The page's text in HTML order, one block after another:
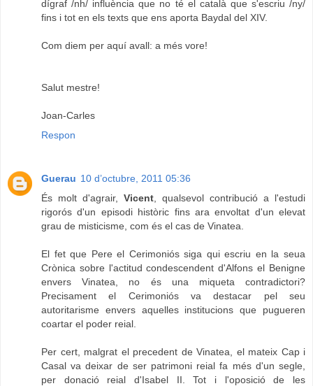
dígraf /nh/ influència que no té el català que s'escriu /ny/
fins i tot en els texts que ens aporta Baydal del XIV.
Com diem per aquí avall: a més vore!
Salut mestre!
Joan-Carles
Respon
Guerau 10 d’octubre, 2011 05:36
És molt d'agrair, Vicent , qualsevol contribució a l'estudi
rigorós d'un episodi històric fins ara envoltat d'un elevat
grau de misticisme, com és el cas de Vinatea.
El fet que Pere el Cerimoniós siga qui escriu en la seua
Crònica sobre l'actitud condescendent d'Alfons el Benigne
envers Vinatea, no és una miqueta contradictori?
Precisament el Cerimoniós va destacar pel seu
autoritarisme envers aquelles institucions que pugueren
coartar el poder reial.
Per cert, malgrat el precedent de Vinatea, el mateix Cap i
Casal va deixar de ser patrimoni reial fa més d'un segle,
per donació reial d'Isabel II. Tot i l'oposició de les